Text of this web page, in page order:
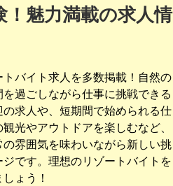
魅力満載の求人情
バイト求人を多数掲載！自然の
過ごしながら仕事に挑戦できる
求人や、短期間で始められる仕
光やアウトドアを楽しむなど、
雰囲気を味わいながら新しい挑
です。理想のリゾートバイトを
ょう！